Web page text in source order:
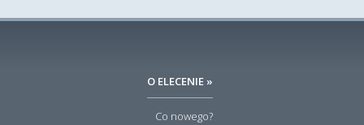
O ELECENIE »
Co nowego?